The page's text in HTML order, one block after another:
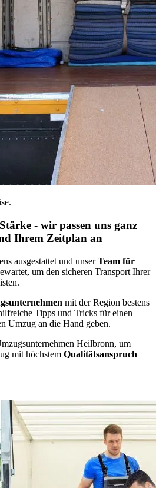
- wir passen uns ganz
Ihrem Zeitplan an
ausgestattet und unserTeam für
um den sicheren Transport Ihrer
mit der Region bestens
Tipps und Tricks für einen
Umzug an die Hand geben.
Heilbronn, um
mit höchstem Qualitätsanspruch